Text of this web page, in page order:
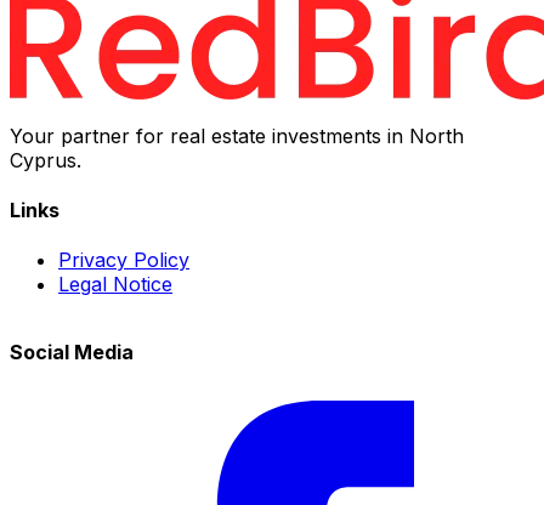
Your partner for real estate investments in North
Cyprus.
Links
Privacy Policy
Legal Notice
Social Media